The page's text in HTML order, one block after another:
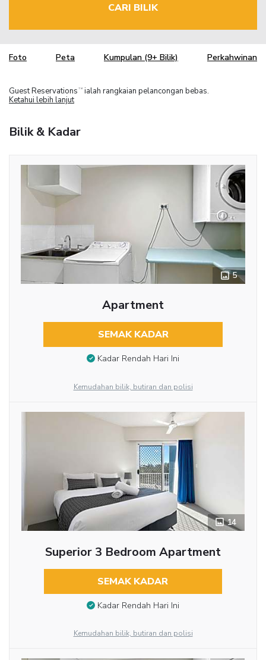
CARI BILIK
Foto Peta Kumpulan (9+ Bilik) Perkahwinan
Guest Reservations TM ialah rangkaian pelancongan bebas.
Ketahui lebih lanjut
Bilik & Kadar
5
Apartment
SEMAK KADAR
Kadar Rendah Hari Ini
Kemudahan bilik, butiran dan polisi
14
Superior 3 Bedroom Apartment
SEMAK KADAR
Kadar Rendah Hari Ini
Kemudahan bilik, butiran dan polisi